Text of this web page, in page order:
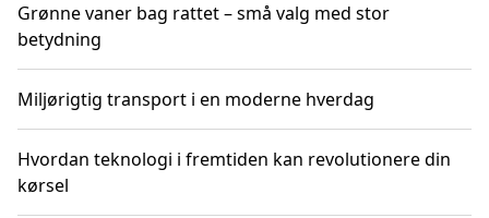
Grønne vaner bag rattet – små valg med stor
betydning
Miljørigtig transport i en moderne hverdag
Hvordan teknologi i fremtiden kan revolutionere din
kørsel